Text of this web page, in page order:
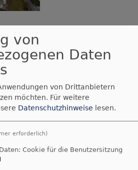
Schmidt
Gemeindehaus
von
Daten
von Drittanbietern
möchten. Für weitere
Datenschutzhinweise lesen.
erforderlich)
Cookie für die Benutzersitzung